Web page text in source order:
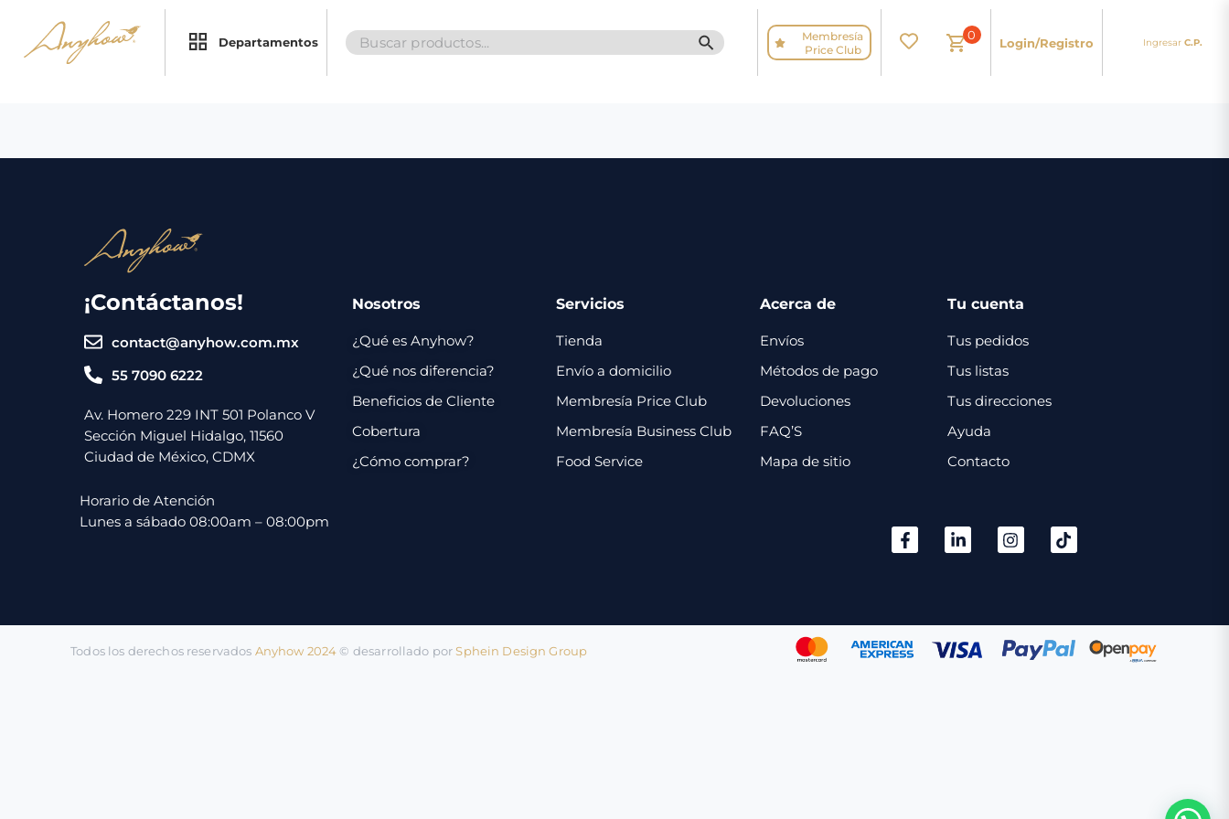
Departamentos
Search
for:
SEARCH BUTTON
Membresía
Price Club
0
Login/Registro Ingresar C.P.
¡Contáctanos!
contact@anyhow.com.mx
55 7090 6222
Av. Homero 229 INT 501 Polanco V
Sección Miguel Hidalgo, 11560
Ciudad de México, CDMX
Nosotros
¿Qué es Anyhow?
¿Qué nos diferencia?
Beneficios de Cliente
Cobertura
¿Cómo comprar?
Servicios
Tienda
Envío a domicilio
Membresía Price Club
Membresía Business Club
Food Service
Acerca de
Envíos
Métodos de pago
Devoluciones
FAQ’S
Mapa de sitio
Tu cuenta
Tus pedidos
Tus listas
Tus direcciones
Ayuda
Contacto
Horario de Atención
Lunes a sábado 08:00am – 08:00pm
Todos los derechos reservados Anyhow 2024©️ desarrollado porSphein Design Group
Promociones
Servicios
Envíos
Métodos
Contacto
Inicio
Regalos
Contacto